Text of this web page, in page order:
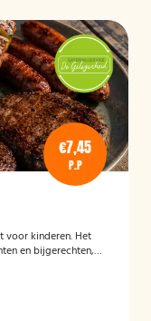
€7,45
P.P
voor kinderen. Het
en bijgerechten,
gelegenheid.